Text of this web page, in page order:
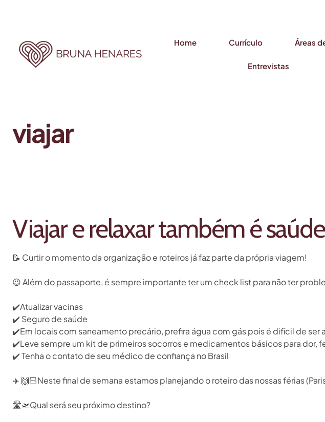
Home Currículo Áreas
Entrevistas
viajar
Viajar e relaxar também é
📝 Curtir o momento da organização e roteiros já faz parte da própria viagem!⁣
😉Além do passaporte, é sempre importante ter um check list para não ter
✔️Atualizar vacinas⁣
✔️ Seguro de saúde ⁣
✔️Em locais com saneamento precário, prefira água com gás pois é difícil de ser
✔️Leve sempre um kit de primeiros socorros e medicamentos básicos para dor,
✔️Tenha o contato de seu médico de confiança no Brasil⁣
✈️ 🙌🏻Neste final de semana estamos planejando o roteiro das nossas férias
🛣🛫Qual será seu próximo destino?⁣